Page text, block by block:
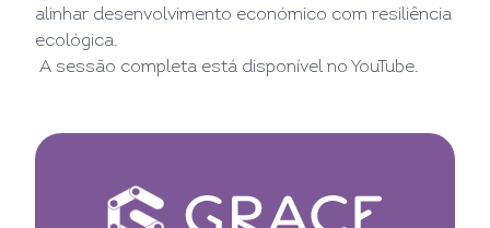
alinhar desenvolvimento económico com resiliência
ecológica.
A sessão completa está disponível no YouTube.